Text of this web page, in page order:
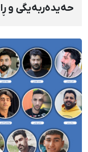
حەیدەربەیگی و